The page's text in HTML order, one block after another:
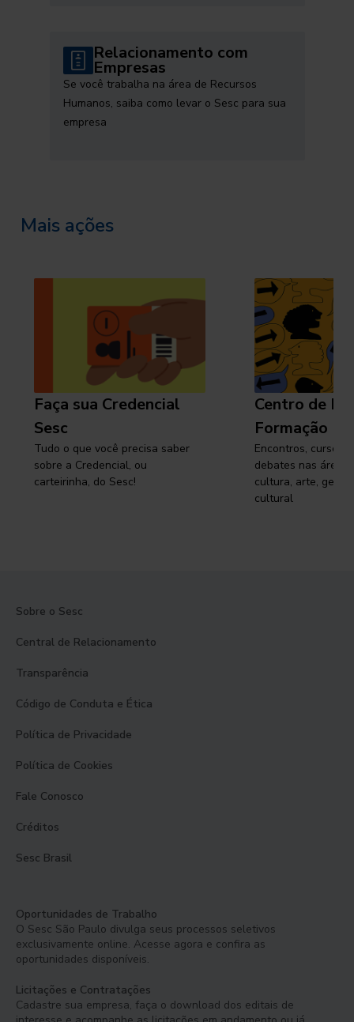
Relacionamento com
Empresas
Se você trabalha na área de Recursos
Humanos, saiba como levar o Sesc para sua
empresa
Mais ações
Faça sua Credencial
Sesc
Tudo o que você precisa saber
sobre a Credencial, ou
carteirinha, do Sesc!
Centro de
Formação
Encontros, cursos,
debates nas áreas
cultura, arte,
cultural
Sobre o Sesc
Central de Relacionamento
Transparência
Código de Conduta e Ética
Política de Privacidade
Política de Cookies
Fale Conosco
Créditos
Sesc Brasil
Oportunidades de Trabalho
O Sesc São Paulo divulga seus processos seletivos
exclusivamente online. Acesse agora e confira as
oportunidades disponíveis.
Licitações e Contratações
Cadastre sua empresa, faça o download dos editais de